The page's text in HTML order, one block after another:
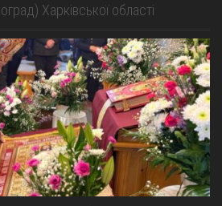
Харківської області